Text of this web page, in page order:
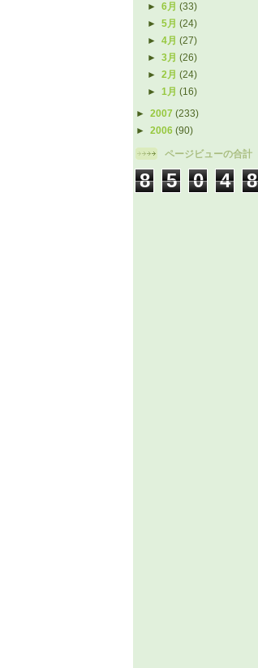
►6月(33)
►5月(24)
►4月(27)
►3月(26)
►2月(24)
►1月(16)
► 2007 (233)
► 2006 (90)
ページビューの合計
8 5 0 4 8